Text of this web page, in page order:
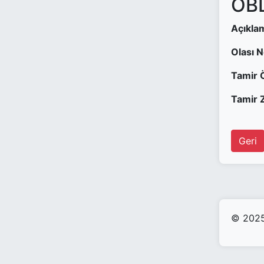
Olası
Tamir
Tamir
Geri
© 2025